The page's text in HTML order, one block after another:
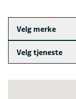
Velg merke
Velg tjeneste